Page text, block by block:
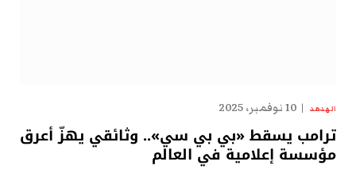
الهدهد 10 نوفمبر، 2025
ترامب يسقط «بي بي سي».. وثائقي يهزّ أعرق
مؤسسة إعلامية في العالم